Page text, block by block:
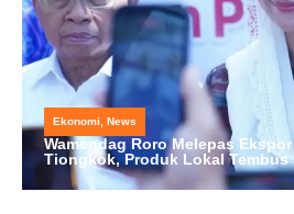
Ekonomi News
Wamendag Roro Melepas
Tiongkok, Produk Lokal Tembus